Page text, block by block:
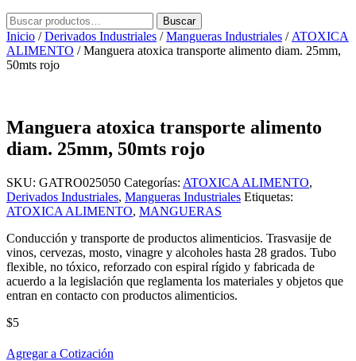
Buscar
por:
Buscar
Inicio /Derivados Industriales /Mangueras Industriales / ATOXICA
ALIMENTO / Manguera atoxica transporte alimento diam. 25mm,
50mts rojo
Manguera atoxica transporte alimento
diam. 25mm, 50mts rojo
SKU: GATRO025050 Categorías: ATOXICA ALIMENTO,
Derivados Industriales, Mangueras Industriales Etiquetas:
ATOXICA ALIMENTO, MANGUERAS
Conducción y transporte de productos alimenticios. Trasvasije de
vinos, cervezas, mosto, vinagre y alcoholes hasta 28 grados. Tubo
flexible, no tóxico, reforzado con espiral rígido y fabricada de
acuerdo a la legislación que reglamenta los materiales y objetos que
entran en contacto con productos alimenticios.
$5
Agregar a Cotización